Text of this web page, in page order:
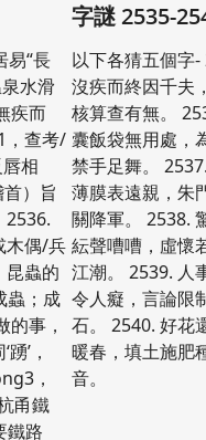
易“長
水滑
疾而
，查考/
相
）旨
2536.
木偶/兵
蟲的
蟲；成
的事，
’，
，
甬鐵
鐵路
字謎 2535-
以下各猜五個字-
沒疾而終因千夫
核算查有無。
囊飯袋無用處，
禁手足舞。
薄膜表遠親，朱
關降軍。 2538.
紜聲嘈嘈，虛懷
江潮。 2539. 人
令人癡，言論限
石。 2540. 好花
暖春，填土施肥
音。